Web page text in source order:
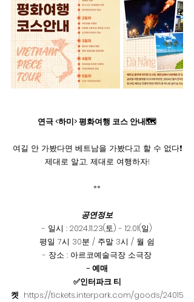
연극 <하미> 평화여행 코스 안내🗺️
여길 안 가봤다면 베트남을 가봤다고 할 수 없다❗
제대로 알고, 제대로 여행하자!
**
공연정보
- 일시 : 2024.11.23(토) - 12.01(일)
평일 7시 30분 / 주말 3시 / 월 쉼
- 장소 : 아르코예술극장 소극장
- 예매
✅인터파크 티
켓 https://tickets.interpark.com/goods/24015